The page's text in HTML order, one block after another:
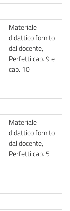
Materiale
didattico fornito
dal docente,
Perfetti cap. 9 e
cap. 10
Materiale
didattico fornito
dal docente,
Perfetti cap. 5